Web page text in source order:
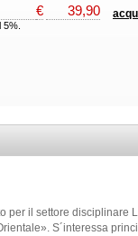
€ 39,90
per il settore disciplinare
S´interessa